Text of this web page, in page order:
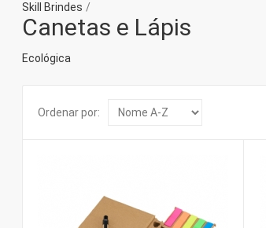
Skill Brindes
Canetas e Lápis
Ecológica
Ordenar por: